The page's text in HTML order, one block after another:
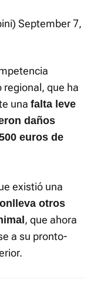
September 7,
regional, que ha
una falta leve
daños
euros de
existió una
otros
, que ahora
a su pronto-